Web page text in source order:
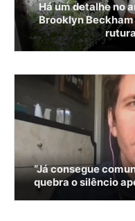
Há um detalhe no
Brooklyn
“Já consegue
quebra o silêncio